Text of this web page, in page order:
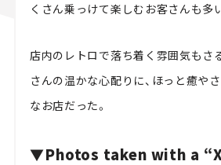
くさん乗っけて楽しむお客さんも多
店内のレトロで落ち着く雰囲気もさ
さんの温かな心配りに、ほっと癒や
なお店だった。
▼Photos taken with a